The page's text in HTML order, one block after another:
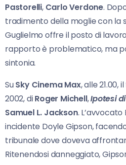
Pastorelli, Carlo Verdone.
tradimento della moglie con la
Guglielmo offre il posto di lavoro
rapporto è problematico, ma
sintonia.
SuSky Cinema Max, alle
2002, diRoger Michell,Ipotesi
Samuel L. Jackson.
incidente Doyle Gipson,
tribunale dove doveva
Ritenendosi danneggiato,